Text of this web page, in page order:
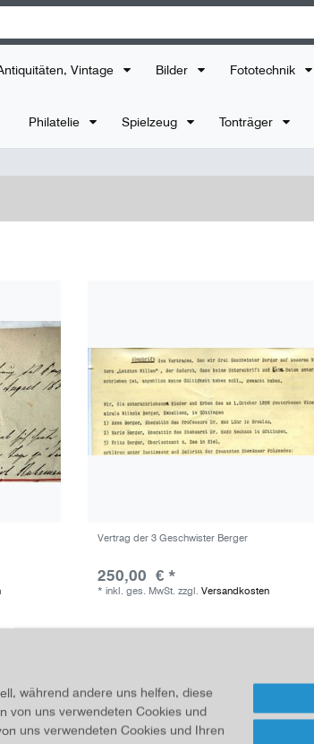
Vintage Bilder Fototechnik
Philatelie Spielzeug Tonträger
Vertrag der 3 Geschwister Berger
250,00 € *
*inkl. ges. MwSt. zzgl.Versandkosten
während andere uns helfen, diese
von uns verwendeten Cookies und
uns verwendeten Cookies und Ihren